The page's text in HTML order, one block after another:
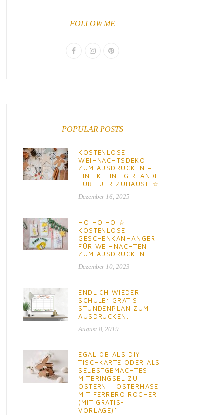
FOLLOW ME
POPULAR POSTS
KOSTENLOSE
WEIHNACHTSDEKO
ZUM AUSDRUCKEN –
EINE KLEINE GIRLANDE
FÜR EUER ZUHAUSE ☆
Dezember 16, 2025
HO HO HO ☆
KOSTENLOSE
GESCHENKANHÄNGER
FÜR WEIHNACHTEN
ZUM AUSDRUCKEN.
Dezember 10, 2023
ENDLICH WIEDER
SCHULE: GRATIS
STUNDENPLAN ZUM
AUSDRUCKEN.
August 8, 2019
EGAL OB ALS DIY
TISCHKARTE ODER ALS
SELBSTGEMACHTES
MITBRINGSEL ZU
OSTERN – OSTERHASE
MIT FERRERO ROCHER
(MIT GRATIS-
VORLAGE)*